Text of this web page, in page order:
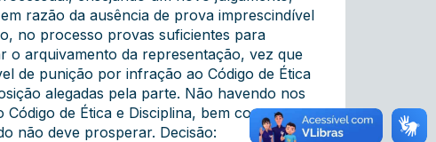
razão da ausência de prova imprescindível
no processo provas suficientes para
o arquivamento da representação, vez que
de punição por infração ao Código de Ética
alegadas pela parte. Não havendo nos
de Ética e Disciplina, bem como ao
não deve prosperar. Decisão: